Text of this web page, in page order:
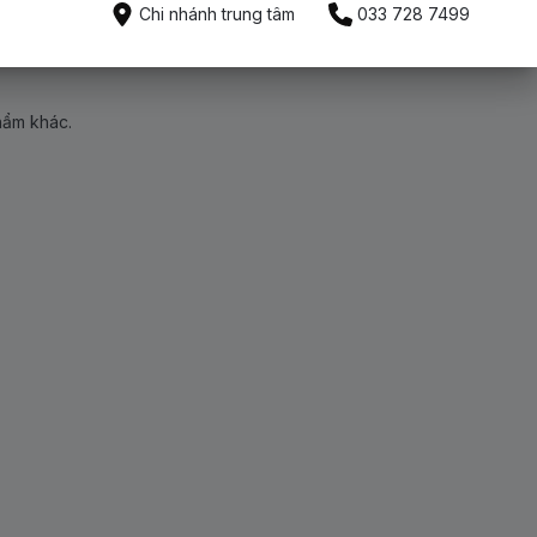
khác.
Chi nhánh trung tâm 033 728 7499